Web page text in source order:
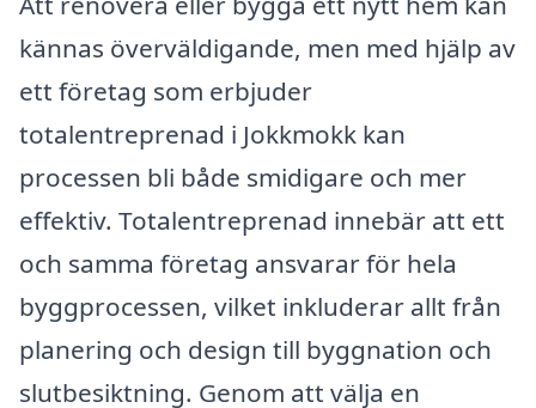
kännas överväldigande, men med hjälp av
ett företag som erbjuder
totalentreprenad i Jokkmokk kan
processen bli både smidigare och mer
effektiv. Totalentreprenad innebär att ett
och samma företag ansvarar för hela
byggprocessen, vilket inkluderar allt från
planering och design till byggnation och
slutbesiktning. Genom att välja en